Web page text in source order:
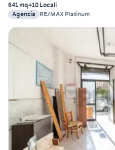
641 mq+10 Locali
Agenzia
RE/MAX Platinum